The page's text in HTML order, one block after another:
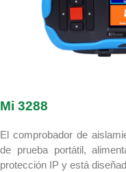
Mi 3288
El comprobador de
de prueba portátil,
protección IP y está